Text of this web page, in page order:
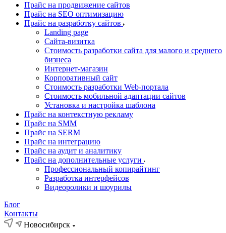
Прайс на продвижение сайтов
Прайс на SEO оптимизацию
Прайс на разработку сайтов
Landing page
Cайта-визитка
Стоимость разработки сайта для малого и среднего
бизнеса
Интернет-магазин
Корпоративный сайт
Стоимость разработки Web-портала
Стоимость мобильной адаптации сайтов
Установка и настройка шаблона
Прайс на контекстную рекламу
Прайс на SMM
Прайс на SERM
Прайс на интеграцию
Прайс на аудит и аналитику
Прайс на дополнительные услуги
Профессиональный копирайтинг
Разработка интерфейсов
Видеоролики и шоурилы
Блог
Контакты
Новосибирск